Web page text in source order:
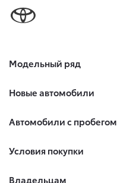
Модельный ряд
Новые автомобили
Автомобили с пробегом
Условия покупки
Владельцам